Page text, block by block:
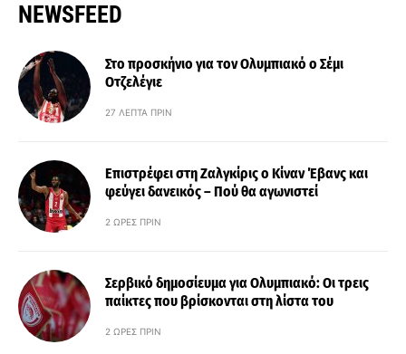
NEWSFEED
Στο προσκήνιο για τον Ολυμπιακό ο Σέμι
Οτζελέγιε
27 ΛΕΠΤΆ ΠΡΙΝ
Επιστρέφει στη Ζαλγκίρις ο Κίναν Έβανς και
φεύγει δανεικός – Πού θα αγωνιστεί
2 ΏΡΕΣ ΠΡΙΝ
Σερβικό δημοσίευμα για Ολυμπιακό: Οι τρεις
παίκτες που βρίσκονται στη λίστα του
2 ΏΡΕΣ ΠΡΙΝ